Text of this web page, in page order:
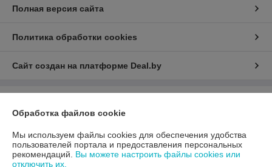
Полная версия сайта
Политика обработки cookies
Сайт создан на платформе Deal.by
220037, г. Минск, ул. Аннаева 84/7,комната 1-6
Регистрационный номер ЕГР: 193597061
Обработка файлов cookie
Мы используем файлы cookies для обеспечения удобства
пользователей портала и предоставления персональных
рекомендаций. Вы можете настроить файлы cookies или
отключить их.